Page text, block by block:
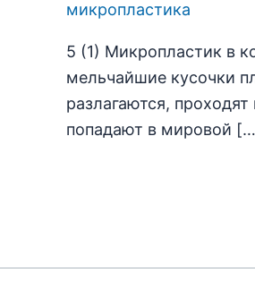
5 (1) Микропластик в
мельчайшие кусочки
разлагаются,
попадают в мировой